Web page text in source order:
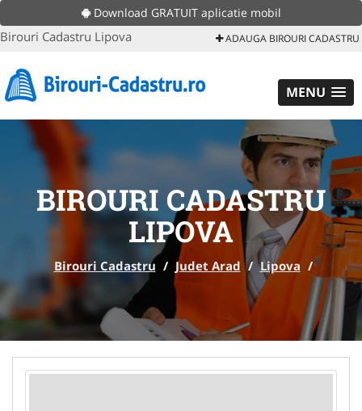
Download GRATUIT aplicatie mobil
Birouri Cadastru Lipova ADAUGA BIROURI CADASTRU
MENU
BIROURI CADASTRU
LIPOVA
Birouri Cadastru / Judet Arad / Lipova /